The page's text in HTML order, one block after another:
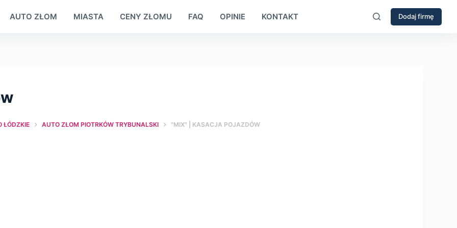
AUTO ZŁOM MIASTA CENY ZŁOMU FAQ OPINIE KONTAKT Dodaj firmę
ŁÓDZKIE AUTO ZŁOM PIOTRKÓW TRYBUNALSKI "MIX" | КASACJA POJAZDÓW